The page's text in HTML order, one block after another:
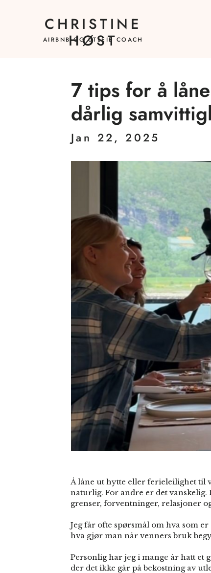
AIRBNB OG UTLEIE COACH
CHRISTINE
HØST
Jan 22, 2025
7 tips for å
dårlig
Å låne ut hytte eller ferieleilighet til
naturlig. For andre er det
grenser, forventninger, relasjoner
Jeg får ofte spørsmål om hva som
hva gjør man når venners bruk
Personlig har jeg i mange år hatt et
der det ikke går på bekostning av